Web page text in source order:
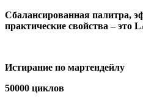
Сбалансированная палитра,
практические свойства – это
Истирание по мартендейлу
50000 циклов